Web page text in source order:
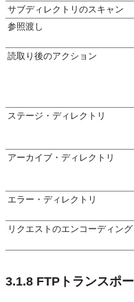
サブディレクトリのスキャン
参照渡し
読取り後のアクション
ステージ・ディレクトリ
アーカイブ・ディレクトリ
エラー・ディレクトリ
リクエストのエンコーディング
3.1.8 FTPトランスポ